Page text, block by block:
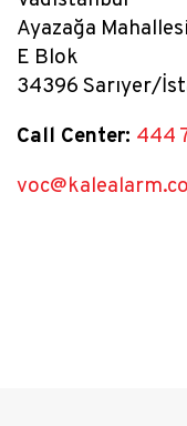
Ayazağa
E Blok
34396 Sarıyer/
Call Center: 444